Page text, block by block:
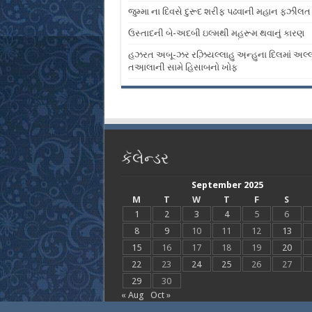
જુમ્મા ના દિવસે દુરૂદ શરીફ પઢવાની મહાન ફઝીલત
ઉસ્તાદની બે-અદબી ઇલ્મથી મહ઼રૂમ થવાનું કારણ
હઝરત અબૂ-ઝર રઝ઼િયલ્લાહુ અ઼ન્હુના દિલમાં
તઅ઼ાલાની સામે હિસાબનો ખોફ
કૅલેન્ડર
September 2025
M
T W T F S
1
2 3 4 5 6
8
9 10 11 12 13
15
16 17 18 19 20
22
23 24 25 26 27
29
30
« Aug
Oct »